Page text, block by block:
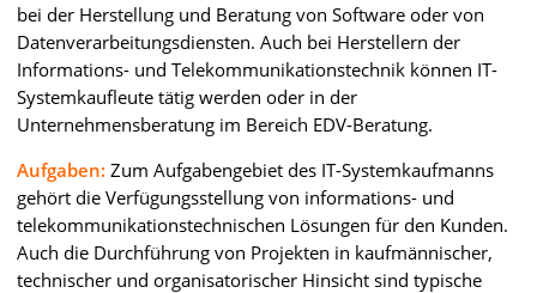
bei der Herstellung und Beratung von Software oder von
Datenverarbeitungsdiensten. Auch bei Herstellern der
Informations- und Telekommunikationstechnik können IT-
Systemkaufleute tätig werden oder in der
Unternehmensberatung im Bereich EDV-Beratung.
Aufgaben: Zum Aufgabengebiet des IT-Systemkaufmanns
gehört die Verfügungsstellung von informations- und
telekommunikationstechnischen Lösungen für den Kunden.
Auch die Durchführung von Projekten in kaufmännischer,
technischer und organisatorischer Hinsicht sind typische